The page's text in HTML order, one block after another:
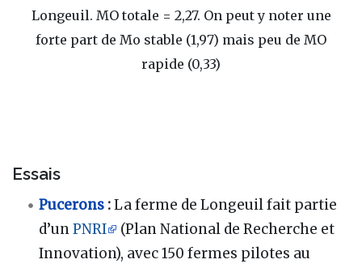
Longeuil. MO totale = 2,27. On peut y noter une
forte part de Mo stable (1,97) mais peu de MO
rapide (0,33)
Essais
Pucerons :La ferme de Longeuil fait partie
d’unPNRI
(Plan National de Recherche et
Innovation), avec 150 fermes pilotes au